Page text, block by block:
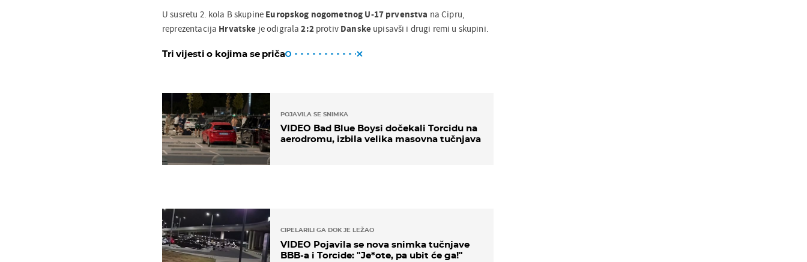
U susretu 2. kola B skupine Europskog nogometnog U-17 prvenstva na Cipru,
reprezentacija Hrvatske je odigrala2:2protiv Danskeupisavši i drugi remi u skupini.
Tri vijesti o kojima se priča
POJAVILA SE SNIMKA
VIDEO Bad Blue Boysi dočekali Torcidu na
aerodromu, izbila velika masovna tučnjava
CIPELARILI GA DOK JE LEŽAO
VIDEO Pojavila se nova snimka tučnjave
BBB-a i Torcide: "Je*ote, pa ubit će ga!"